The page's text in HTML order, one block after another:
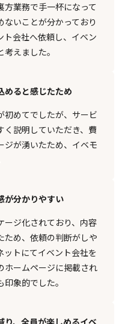
業務で手一杯になって
ないことが分かっており
ト会社へ依頼し、イベン
えました。
めると感じたため
初めてでしたが、サービ
く説明していただき、費
ジが湧いたため、イベモ
が分かりやすい
ージ化されており、内容
ため、依頼の判断がしや
ットにてイベント会社を
ホームページに掲載され
象的でした。